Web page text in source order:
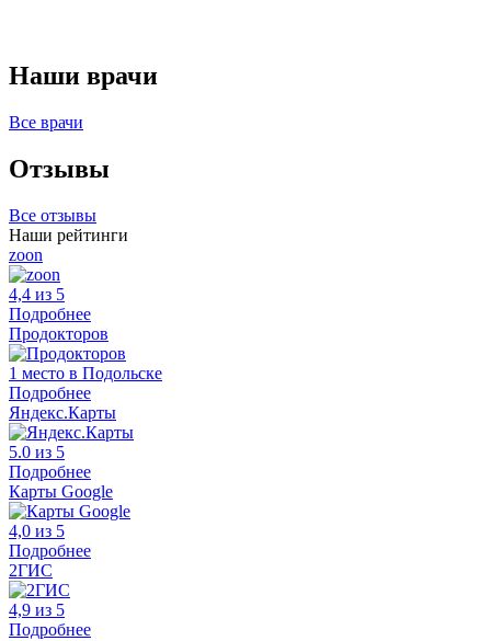
Наши врачи
Все врачи
Отзывы
Все отзывы
Наши рейтинги
zoon
4,4 из 5
Подробнее
Продокторов
1 место в Подольске
Подробнее
Яндекс.Карты
5.0 из 5
Подробнее
Карты Google
4,0 из 5
Подробнее
2ГИС
4,9 из 5
Подробнее